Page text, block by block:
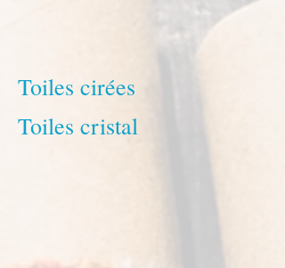
Toiles cirées
Toiles cristal